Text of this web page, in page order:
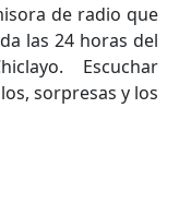
de radio que
las 24 horas del
Escuchar
sorpresas y los